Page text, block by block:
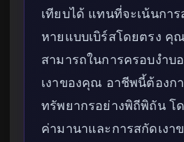
เทียบได้ แทนที่จะเน้นการ
หายแบบเบิร์สโดยตรง คุ
สามารถในการครอบงำบ
เงาของคุณ อาชีพนี้ต้องก
ทรัพยากรอย่างพิถีพิถัน โ
ค่ามานาและการสกัดเง